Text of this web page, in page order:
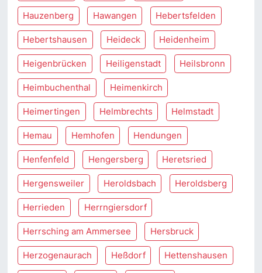
Hauzenberg Hawangen Hebertsfelden
Hebertshausen Heideck Heidenheim
Heigenbrücken Heiligenstadt Heilsbronn
Heimbuchenthal Heimenkirch
Heimertingen Helmbrechts Helmstadt
Hemau Hemhofen Hendungen
Henfenfeld Hengersberg Heretsried
Hergensweiler Heroldsbach Heroldsberg
Herrieden Herrngiersdorf
Herrsching am Ammersee Hersbruck
Herzogenaurach Heßdorf Hettenshausen